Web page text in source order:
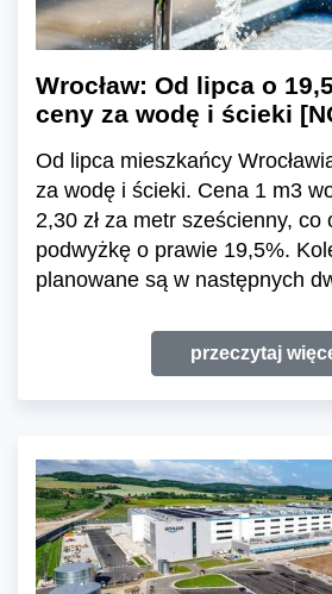
Wrocław: Od lipca o
ceny za wodę i ścieki
Od lipca mieszkańcy
za wodę i ścieki. Cena 1 m3
2,30 zł za metr sześcienny, co
podwyżkę o prawie 19,5%.
planowane są w następnych
przeczytaj